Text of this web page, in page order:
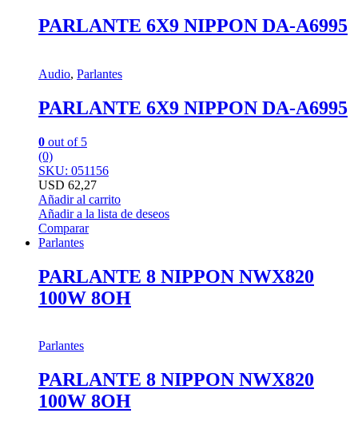
PARLANTE 6X9 NIPPON DA-A6995
Audio, Parlantes
PARLANTE 6X9 NIPPON DA-A6995
0 out of 5
(0)
SKU: 051156
USD 62,27
Añadir al carrito
Añadir a la lista de deseos
Comparar
Parlantes
PARLANTE 8 NIPPON NWX820
100W 8OH
Parlantes
PARLANTE 8 NIPPON NWX820
100W 8OH